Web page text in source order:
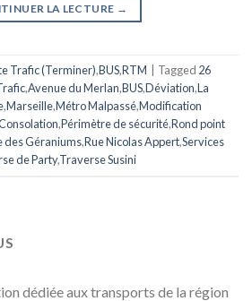
LA LECTURE →
Trafic (Terminer),BUS,RTM Tagged 26
,Avenue du Merlan,BUS,Déviation,La
,Marseille,Métro Malpassé,Modification
,Périmètre de sécurité,Rond point
des Géraniums,Rue Nicolas Appert,Services
de Party,Traverse Susini
dédiée aux transports de la région